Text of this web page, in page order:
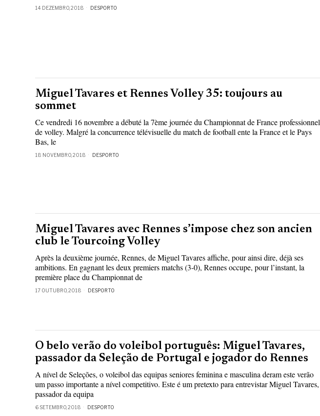
14 DEZEMBRO, 2018 DESPORTO
Miguel Tavares et Rennes Volley 35: toujours au
sommet
Ce vendredi 16 novembre a débuté la 7ème journée du Championnat de France professionnel
de volley. Malgré la concurrence télévisuelle du match de football ente la France et le Pays
Bas, le
18 NOVEMBRO, 2018 DESPORTO
Miguel Tavares avec Rennes s’impose chez son ancien
club le Tourcoing Volley
Après la deuxième journée, Rennes, de Miguel Tavares affiche, pour ainsi dire, déjà ses
ambitions. En gagnant les deux premiers matchs (3-0), Rennes occupe, pour l’instant, la
première place du Championnat de
17 OUTUBRO, 2018 DESPORTO
O belo verão do voleibol português: Miguel Tavares,
passador da Seleção de Portugal e jogador do Rennes
A nível de Seleções, o voleibol das equipas seniores feminina e masculina deram este verão
um passo importante a nível competitivo. Este é um pretexto para entrevistar Miguel Tavares,
passador da equipa
6 SETEMBRO, 2018 DESPORTO